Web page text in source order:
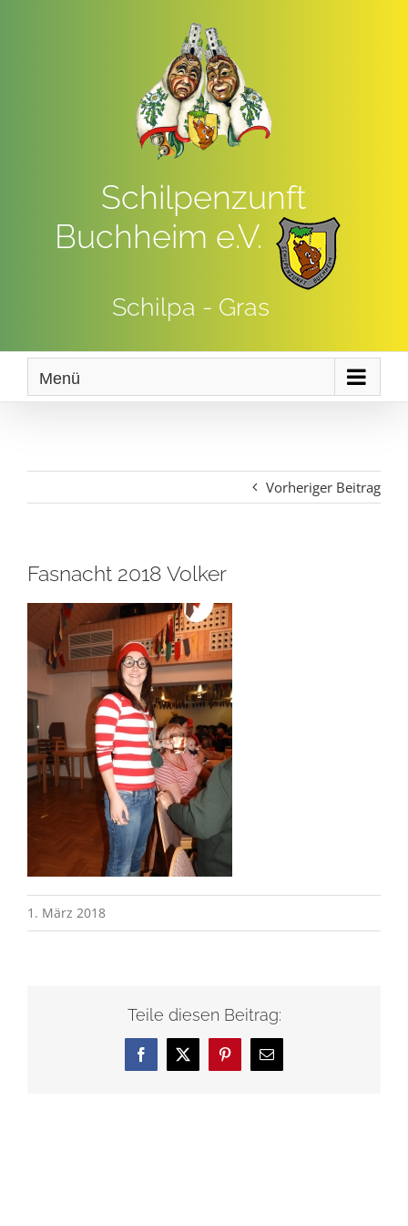
Schilpenzunft
Buchheim e.V.
Schilpa - Gras
Menü
Vorheriger Beitrag
Fasnacht 2018 Volker
1. März 2018
Teile diesen Beitrag:
Facebook
X Pinterest
E-
Mail